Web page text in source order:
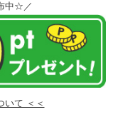
中☆／
いて ＜＜